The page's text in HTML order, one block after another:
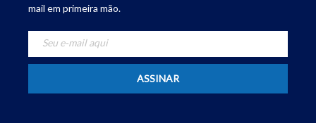
mail em primeira mão.